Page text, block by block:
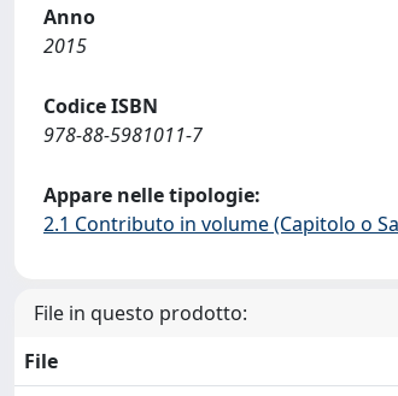
Anno
2015
Codice ISBN
978-88-5981011-7
Appare nelle tipologie:
2.1 Contributo in volume (Capitolo o
File in questo prodotto:
File